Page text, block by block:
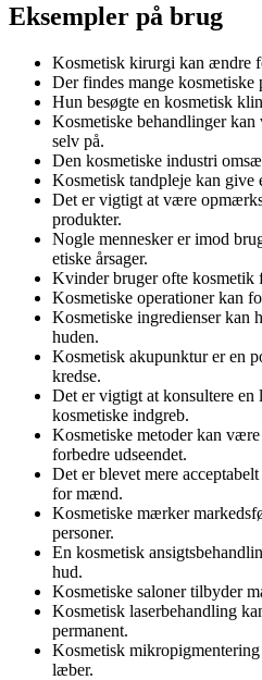
Eksempler på brug
Kosmetisk kirurgi kan ændre
Der findes mange kosmetiske
Hun besøgte en kosmetisk
Kosmetiske behandlinger
selv på.
Den kosmetiske industri
Kosmetisk tandpleje kan give
Det er vigtigt at være
produkter.
Nogle mennesker er imod
etiske årsager.
Kvinder bruger ofte kosmetik
Kosmetiske operationer kan
Kosmetiske ingredienser kan
huden.
Kosmetisk akupunktur er en
kredse.
Det er vigtigt at konsultere
kosmetiske indgreb.
Kosmetiske metoder kan
forbedre udseendet.
Det er blevet mere
for mænd.
Kosmetiske mærker
personer.
En kosmetisk
hud.
Kosmetiske saloner tilbyder
Kosmetisk laserbehandling
permanent.
Kosmetisk
læber.